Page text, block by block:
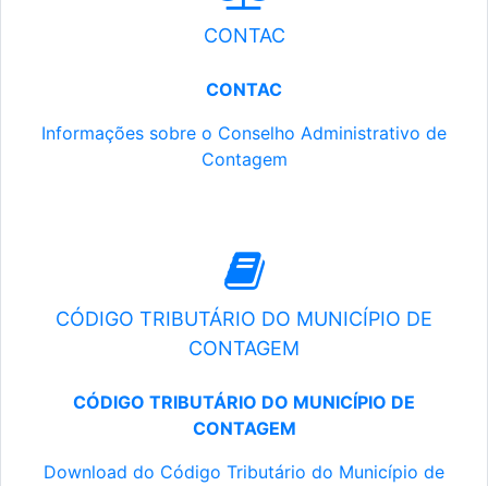
CONTAC
CONTAC
Informações sobre o Conselho Administrativo de
Contagem
CÓDIGO TRIBUTÁRIO DO MUNICÍPIO DE
CONTAGEM
CÓDIGO TRIBUTÁRIO DO MUNICÍPIO DE
CONTAGEM
Download do Código Tributário do Município de